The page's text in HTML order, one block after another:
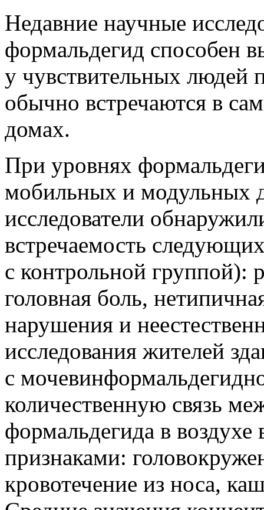
Недавние научные
формальдегид способен
у чувствительных людей
обычно встречаются в
домах.
При уровнях
мобильных и модульных
исследователи
встречаемость
с контрольной группой):
головная боль,
нарушения и
исследования жителей
с
количественную связь
формальдегида в
признаками:
кровотечение из носа,